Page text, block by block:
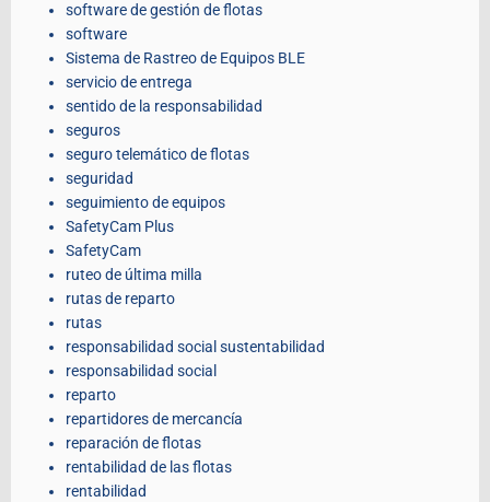
software de gestión de flotas
software
Sistema de Rastreo de Equipos BLE
servicio de entrega
sentido de la responsabilidad
seguros
seguro telemático de flotas
seguridad
seguimiento de equipos
SafetyCam Plus
SafetyCam
ruteo de última milla
rutas de reparto
rutas
responsabilidad social sustentabilidad
responsabilidad social
reparto
repartidores de mercancía
reparación de flotas
rentabilidad de las flotas
rentabilidad